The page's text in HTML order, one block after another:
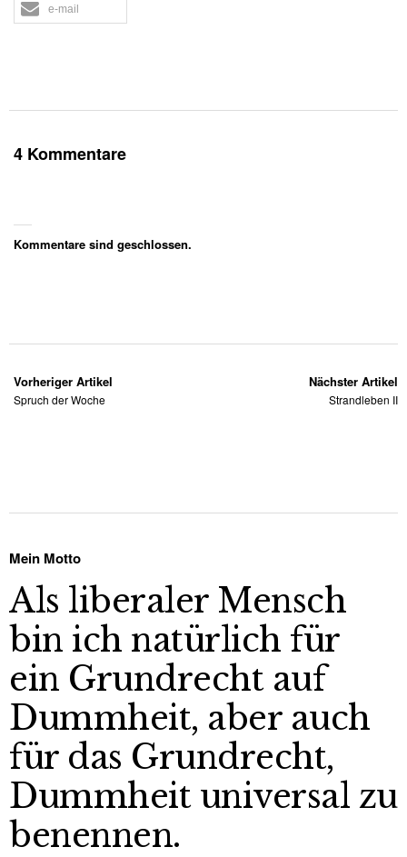
e-mail
4 Kommentare
Kommentare sind geschlossen.
Vorheriger Artikel
Spruch der Woche
Nächster Artikel
Strandleben II
Mein Motto
Als liberaler Mensch
bin ich natürlich für
ein Grundrecht auf
Dummheit, aber auch
für das Grundrecht,
Dummheit universal zu
benennen.